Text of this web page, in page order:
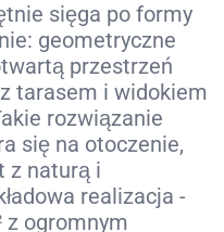
sięga po formy
geometryczne
przestrzeń
z tarasem i widokiem
rozwiązanie
się na otoczenie,
z naturą i
realizacja -
z ogromnym